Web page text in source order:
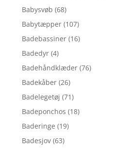
Babysvøb (68)
Babytæpper (107)
Badebassiner (16)
Badedyr (4)
Badehåndklæder (76)
Badekåber (26)
Badelegetøj (71)
Badeponchos (18)
Baderinge (19)
Badesjov (63)